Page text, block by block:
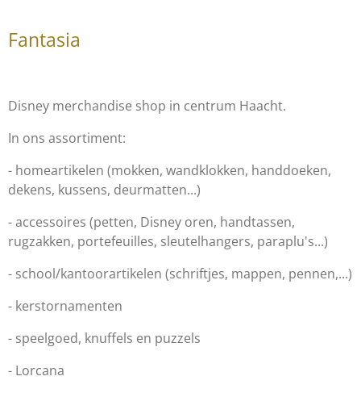
Fantasia
Disney merchandise shop in centrum Haacht.
In ons assortiment:
- homeartikelen (mokken, wandklokken, handdoeken,
dekens, kussens, deurmatten...)
- accessoires (petten, Disney oren, handtassen,
rugzakken, portefeuilles, sleutelhangers, paraplu's...)
- school/kantoorartikelen (schriftjes, mappen, pennen,...)
- kerstornamenten
- speelgoed, knuffels en puzzels
- Lorcana